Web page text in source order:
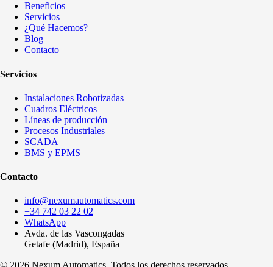
Beneficios
Servicios
¿Qué Hacemos?
Blog
Contacto
Servicios
Instalaciones Robotizadas
Cuadros Eléctricos
Líneas de producción
Procesos Industriales
SCADA
BMS y EPMS
Contacto
info@nexumautomatics.com
+34 742 03 22 02
WhatsApp
Avda. de las Vascongadas
Getafe (Madrid), España